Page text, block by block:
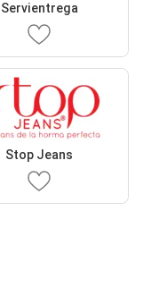
Servientrega
Stop Jeans